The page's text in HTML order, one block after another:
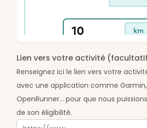
Lien vers votre activité
Renseignez ici le lien vers votre
avec une application comme
OpenRunner... pour que nous
de son éligibilité.